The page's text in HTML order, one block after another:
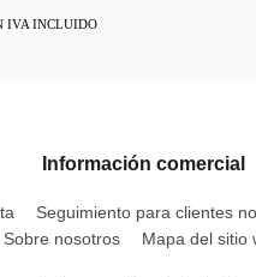
IVA INCLUIDO
Información comercial
Seguimiento para clientes
Sobre nosotros
Mapa del sitio